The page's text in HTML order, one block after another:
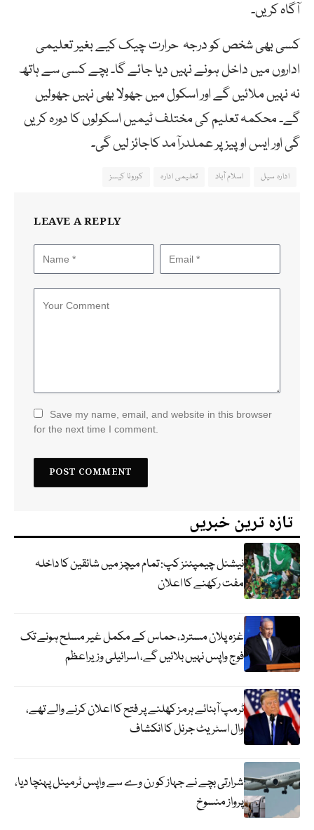
آگاہ کریں۔
کسی بھی شخص کو درجہ حرارت چیک کیے بغیر تعلیمی
اداروں میں داخل ہونے نہیں دیا جائے گا۔ بچے کسی سے ہاتھ
نہ نہیں ملائیں گے اور اسکول میں جھولا بھی نہیں جھولیں
گے۔ محکمہ تعلیم کی مختلف ٹیمیں اسکولوں کا دورہ کریں
گی اور ایس او پیز پر عملدرآمد کاجائز لیں گی۔
ادارہ سیل اسلام آباد تعلیمی ادارہ کورونا کیسز
LEAVE A REPLY
Save my name, email, and website in this browser
for the next time I comment.
تازہ ترین خبریں
نیشنل چیمپئنز کپ: تمام میچز میں شائقین کا داخلہ
مفت رکھنے کا اعلان
غزہ پلان مسترد، حماس کے مکمل غیر مسلح ہونے تک
فوج واپس نہیں بلائیں گے، اسرائیلی وزیراعظم
ٹرمپ آبنائے ہرمز کھلنے پر فتح کا اعلان کرنے والے تھے،
وال اسٹریٹ جرنل کا انکشاف
شرارتی بچے نے جہاز کو رن وے سے واپس ٹرمینل پہنچا دیا،
پرواز منسوخ